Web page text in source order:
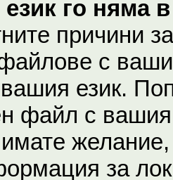
го няма
причини
с
език.
файл с вашия
за